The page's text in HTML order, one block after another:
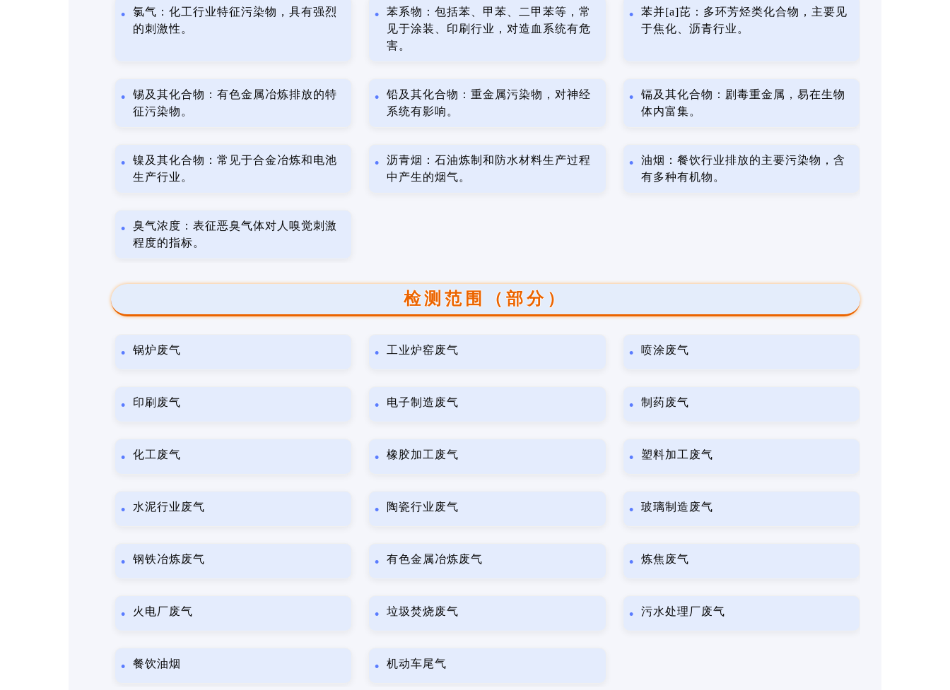
氯气：化工行业特征污染物，具有强烈
的刺激性。
苯系物：包括苯、甲苯、二甲苯等，常
见于涂装、印刷行业，对造血系统有危
害。
苯并[a]芘：多环芳烃类化合物，主要见
于焦化、沥青行业。
锡及其化合物：有色金属冶炼排放的特
征污染物。
铅及其化合物：重金属污染物，对神经
系统有影响。
镉及其化合物：剧毒重金属，易在生物
体内富集。
镍及其化合物：常见于合金冶炼和电池
生产行业。
沥青烟：石油炼制和防水材料生产过程
中产生的烟气。
油烟：餐饮行业排放的主要污染物，含
有多种有机物。
臭气浓度：表征恶臭气体对人嗅觉刺激
程度的指标。
检测范围（部分）
锅炉废气 工业炉窑废气 喷涂废气
印刷废气 电子制造废气 制药废气
化工废气 橡胶加工废气 塑料加工废气
水泥行业废气 陶瓷行业废气 玻璃制造废气
钢铁冶炼废气 有色金属冶炼废气 炼焦废气
火电厂废气 垃圾焚烧废气 污水处理厂废气
餐饮油烟 机动车尾气